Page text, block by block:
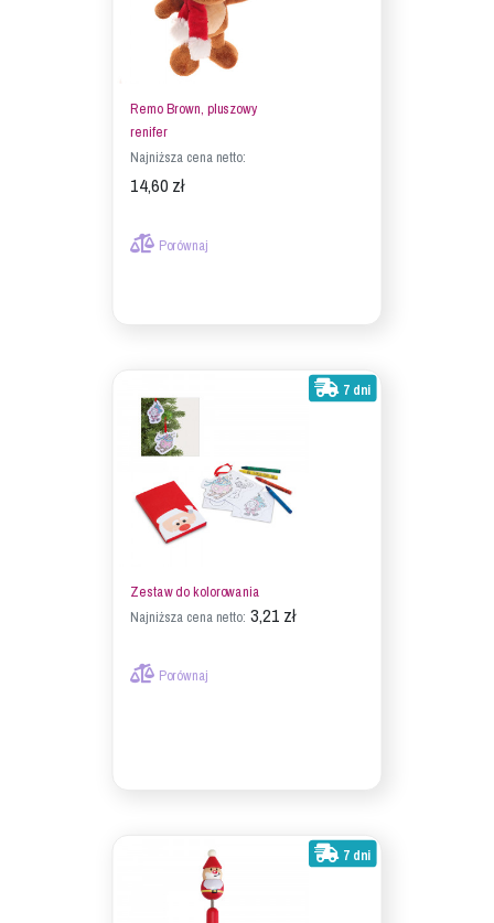
Remo Brown, pluszowy
renifer
Najniższa cena netto:
14,60 zł
Porównaj
7 dni
Zestaw do kolorowania
Najniższa cena netto: 3,21 zł
Porównaj
7 dni